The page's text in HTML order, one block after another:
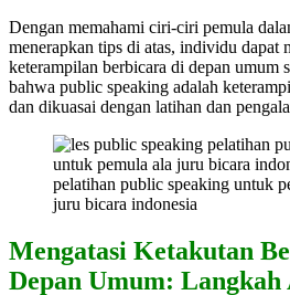
Dengan memahami ciri-ciri pemula
menerapkan tips di atas, individu dapat
keterampilan berbicara di depan umum
bahwa public speaking adalah
dan dikuasai dengan latihan dan
pelatihan public speaking untuk
juru bicara indonesia
Mengatasi Ketakutan
Depan Umum: